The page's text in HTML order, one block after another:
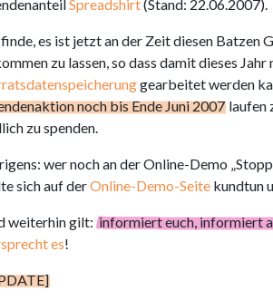
Spreadshirt(Stand: 22.06.2007).
es ist jetzt an der Zeit diesen Batzen
zu lassen, so dass damit dieses Jahr
gearbeitet werden
noch bis Ende Juni 2007 laufen
zu spenden.
wer noch an der Online-Demo
sich auf derOnline-Demo-Seite kundtun
weiterhin gilt: informiert euch, informiert
es!